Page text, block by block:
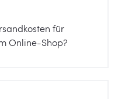
für
Online-Shop?